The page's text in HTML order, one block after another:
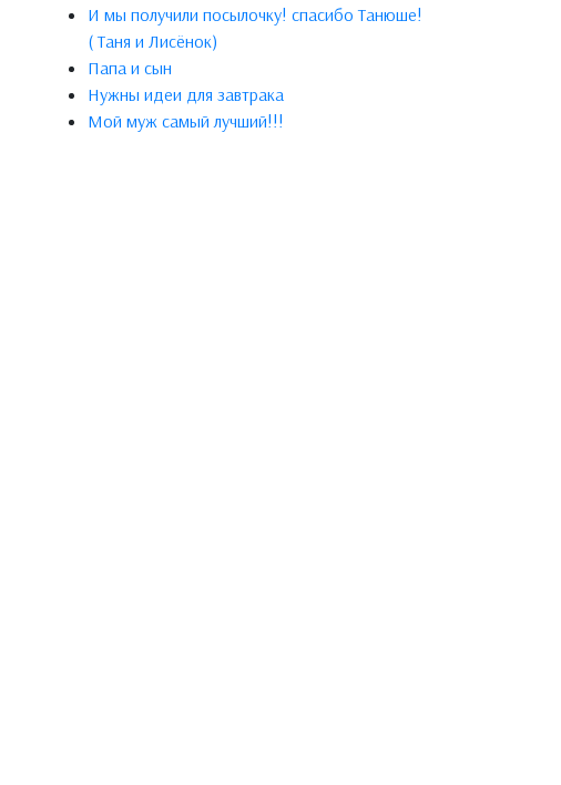
И мы получили посылочку! спасибо Танюше!
( Таня и Лисёнок)
Папа и сын
Нужны идеи для завтрака
Мой муж самый лучший!!!